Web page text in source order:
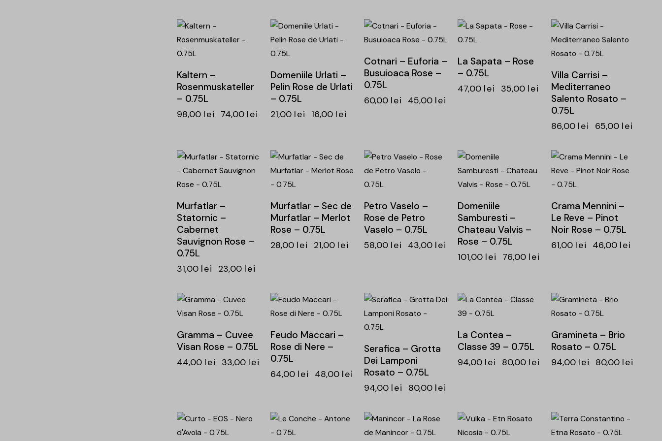
Kaltern –
Rosenmuskateller
– 0.75L
98,00 lei 74,00 lei
Domeniile Urlati –
Pelin Rose de Urlati
– 0.75L
21,00 lei 16,00 lei
Cotnari – Euforia –
Busuioaca Rose –
0.75L
60,00 lei 45,00 lei
La Sapata – Rose
– 0.75L
47,00 lei 35,00 lei
Villa Carrisi –
Mediterraneo
Salento Rosato –
0.75L
86,00 lei 65,00 lei
Murfatlar –
Statornic –
Cabernet
Sauvignon Rose –
0.75L
31,00 lei 23,00 lei
Murfatlar – Sec de
Murfatlar – Merlot
Rose – 0.75L
28,00 lei 21,00 lei
Petro Vaselo –
Rose de Petro
Vaselo – 0.75L
58,00 lei 43,00 lei
Domeniile
Samburesti –
Chateau Valvis –
Rose – 0.75L
101,00 lei 76,00 lei
Crama Mennini –
Le Reve – Pinot
Noir Rose – 0.75L
61,00 lei 46,00 lei
Gramma – Cuvee
Visan Rose – 0.75L
44,00 lei 33,00 lei
Feudo Maccari –
Rose di Nere –
0.75L
64,00 lei 48,00 lei
Serafica – Grotta
Dei Lamponi
Rosato – 0.75L
94,00 lei 80,00 lei
La Contea –
Classe 39 – 0.75L
94,00 lei 80,00 lei
Gramineta – Brio
Rosato – 0.75L
94,00 lei 80,00 lei